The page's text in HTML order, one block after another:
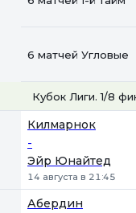
6 матчей Угловые
Кубок Лиги. 1/8
Килмарнок
-
Эйр Юнайтед
14 августа в 21:45
Абердин